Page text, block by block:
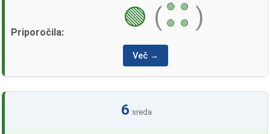
🟢 ( 🔴
🟢
🟢
🟢 )
Več →
6 sreda